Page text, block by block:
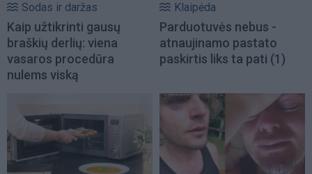
Sodas ir daržas
Kaip užtikrinti gausų
braškių derlių: viena
vasaros procedūra
nulems viską
Klaipėda
Parduotuvės nebus -
atnaujinamo pastato
paskirtis liks ta pati (1)